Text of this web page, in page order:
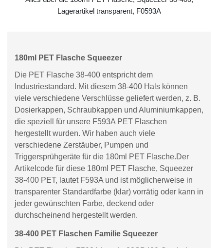
Lagerartikel transparent, F0593A
180ml PET Flasche Squeezer
Die PET Flasche 38-400 entspricht dem
Industriestandard. Mit diesem 38-400 Hals können
viele verschiedene Verschlüsse geliefert werden, z. B.
Dosierkappen, Schraubkappen und Aluminiumkappen,
die speziell für unsere F593A PET Flaschen
hergestellt wurden. Wir haben auch viele
verschiedene Zerstäuber, Pumpen und
Triggersprühgeräte für die 180ml PET Flasche.Der
Artikelcode für diese 180ml PET Flasche, Squeezer
38-400 PET, lautet F593A und ist möglicherweise in
transparenter Standardfarbe (klar) vorrätig oder kann in
jeder gewünschten Farbe, deckend oder
durchscheinend hergestellt werden.
38-400 PET Flaschen Familie Squeezer